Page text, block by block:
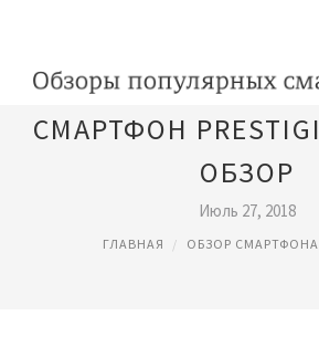
СМАРТФОН
ОБЗОР
Июль 27, 2018
ГЛАВНАЯ ОБЗОР СМАРТФОНА